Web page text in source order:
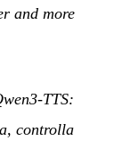
and more
TTS:
controlla